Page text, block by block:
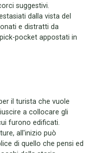
suggestivi.
dalla vista del
e distratti da
pocket appostati in
il turista che vuole
a collocare gli
furono edificati.
all'inizio può
di quello che pensi ed